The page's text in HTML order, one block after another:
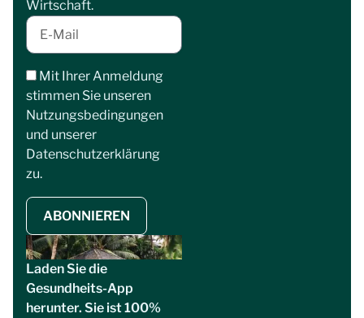
Wirtschaft.
Mit Ihrer Anmeldung
stimmen Sie unseren
Nutzungsbedingungen
und unserer
Datenschutzerklärung
zu.
ABONNIEREN
Laden Sie die
Gesundheits-App
herunter. Sie ist 100%